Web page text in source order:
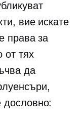
вие искате
права за
от тях
да
дословно: